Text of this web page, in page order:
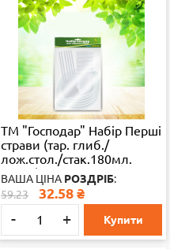
ТМ "Господар" Набір Перші
страви (тар. глиб./
лож.стол./стак.180мл.
пласт.)6пе
ВАША ЦІНА РОЗДРІБ:
59.23
32.58 ₴
- + Купити